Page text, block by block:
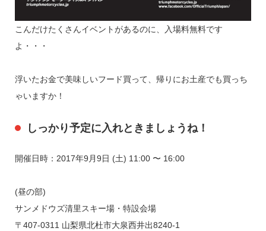
こんだけたくさんイベントがあるのに、入場料無料です
よ・・・
浮いたお金で美味しいフード買って、帰りにお土産でも買っち
ゃいますか！
しっかり予定に入れときましょうね！
開催日時：2017年9月9日 (土) 11:00 〜 16:00
(昼の部)
サンメドウズ清里スキー場・特設会場
〒407-0311 山梨県北杜市大泉西井出8240-1